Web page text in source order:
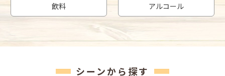
飲料 アルコール
シーンから探す